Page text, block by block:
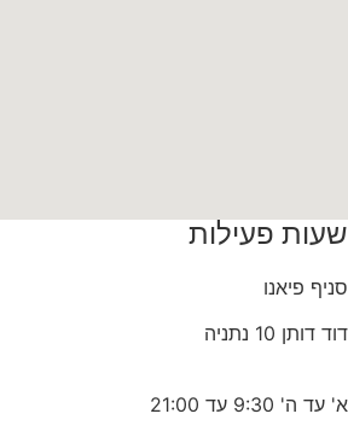
שעות פעילות
סניף פיאנו
דוד דותן 10 נתניה
א' עד ה' 9:30 עד 21:00